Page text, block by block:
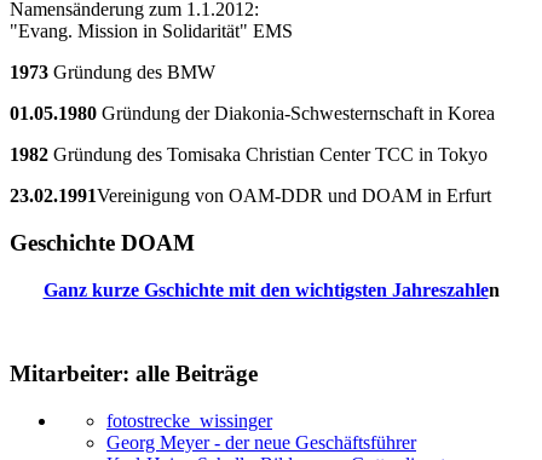
Namensänderung zum 1.1.2012:
"Evang. Mission in Solidarität" EMS
1973 Gründung des BMW
01.05.1980 Gründung der Diakonia-Schwesternschaft in Korea
1982 Gründung des Tomisaka Christian Center TCC in Tokyo
23.02.1991Vereinigung von OAM-DDR und DOAM in Erfurt
Geschichte DOAM
Ganz kurze Gschichte mit den wichtigsten Jahreszahlen
Mitarbeiter: alle Beiträge
fotostrecke_wissinger
Georg Meyer - der neue Geschäftsführer